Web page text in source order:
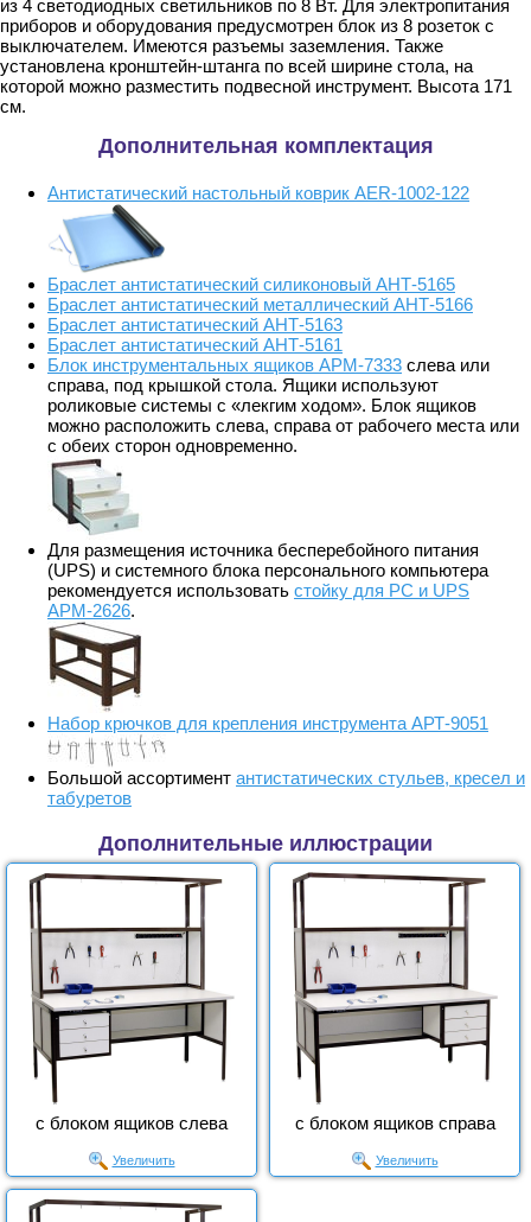
из 4 светодиодных светильников по 8 Вт. Для электропитания
приборов и оборудования предусмотрен блок из 8 розеток с
выключателем. Имеются разъемы заземления. Также
установлена кронштейн-штанга по всей ширине стола, на
которой можно разместить подвесной инструмент. Высота 171
см.
Дополнительная комплектация
Антистатический настольный коврик AER-1002-122
Браслет антистатический силиконовый АНТ-5165
Браслет антистатический металлический АНТ-5166
Браслет антистатический АНТ-5163
Браслет антистатический АНТ-5161
Блок инструментальных ящиков АРМ-7333 слева или
справа, под крышкой стола. Ящики используют
роликовые системы с «лекгим ходом». Блок ящиков
можно расположить слева, справа от рабочего места или
с обеих сторон одновременно.
Для размещения источника бесперебойного питания
(UPS) и системного блока персонального компьютера
рекомендуется использовать стойку для PС и UPS
АРМ-2626.
Набор крючков для крепления инструмента АРТ-9051
Большой ассортимент антистатических стульев, кресел и
табуретов
Дополнительные иллюстрации
с блоком ящиков слева
Увеличить
с блоком ящиков справа
Увеличить